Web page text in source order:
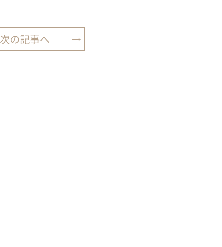
次の記事へ